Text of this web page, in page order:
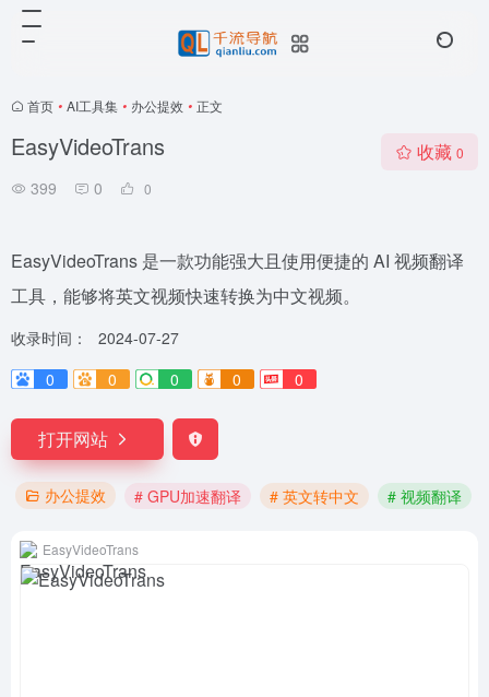
首页 • AI工具集 • 办公提效 • 正文
EasyVideoTrans
399 0 0
收藏 0
EasyVideoTrans 是一款功能强大且使用便捷的 AI 视频翻译
工具，能够将英文视频快速转换为中文视频。
收录时间：
2024-07-27
0
0 0 0 0
打开网站
办公提效 # GPU加速翻译 # 英文转中文 # 视频翻译
EasyVideoTrans